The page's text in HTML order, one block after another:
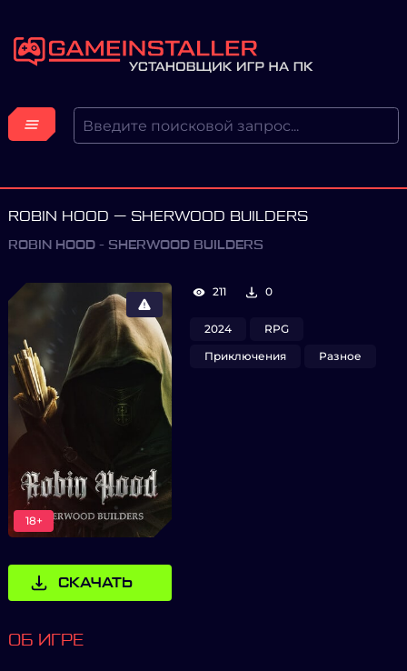
ROBIN HOOD — SHERWOOD BUILDERS
ROBIN HOOD - SHERWOOD BUILDERS
18+
СКАЧАТЬ
211 0
2024
RPG
Приключения
Разное
ОБ ИГРЕ